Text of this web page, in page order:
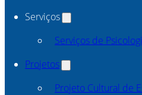
Serviços
Serviços de
Projetos
Projeto Cultural de